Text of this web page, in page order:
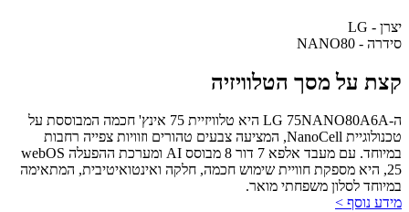
יצרן - LG
סידרה - NANO80
קצת על מסך הטלוויזיה
ה-LG 75NANO80A6A היא טלוויזיית 75 אינץ' חכמה המבוססת על
טכנולוגיית NanoCell, המציעה צבעים טהורים וזוויות צפייה רחבות
במיוחד. עם מעבד אלפא 7 דור 8 מבוסס AI ומערכת ההפעלה webOS
25, היא מספקת חוויית שימוש חכמה, חלקה ואינטואיטיבית, המתאימה
במיוחד לסלון משפחתי מואר.
מידע נוסף >